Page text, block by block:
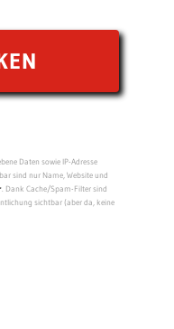
Daten sowie IP-Adresse
sind nur Name, Website und
. Dank Cache/Spam-Filter sind
sichtbar (aber da, keine